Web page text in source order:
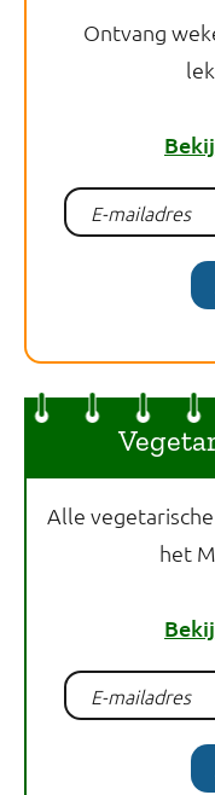
Ontvang
Alle
het